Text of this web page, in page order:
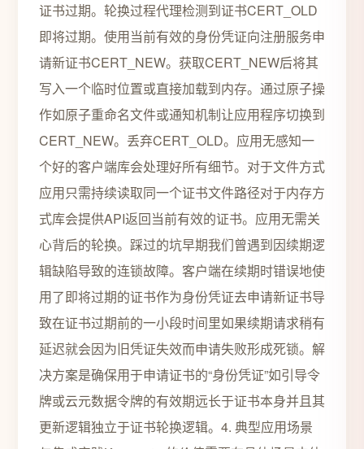
证书过期。轮换过程代理检测到证书CERT_OLD
即将过期。使用当前有效的身份凭证向注册服务申
请新证书CERT_NEW。获取CERT_NEW后将其
写入一个临时位置或直接加载到内存。通过原子操
作如原子重命名文件或通知机制让应用程序切换到
CERT_NEW。丢弃CERT_OLD。应用无感知一
个好的客户端库会处理好所有细节。对于文件方式
应用只需持续读取同一个证书文件路径对于内存方
式库会提供API返回当前有效的证书。应用无需关
心背后的轮换。踩过的坑早期我们曾遇到因续期逻
辑缺陷导致的连锁故障。客户端在续期时错误地使
用了即将过期的证书作为身份凭证去申请新证书导
致在证书过期前的一小段时间里如果续期请求稍有
延迟就会因为旧凭证失效而申请失败形成死锁。解
决方案是确保用于申请证书的“身份凭证”如引导令
牌或云元数据令牌的有效期远长于证书本身并且其
更新逻辑独立于证书轮换逻辑。4. 典型应用场景